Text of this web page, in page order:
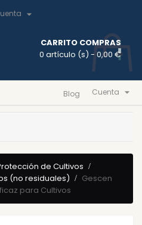

CARRITO COMPRAS
0 artículo (s) - 0,00 €
Cuenta 
Blog
de Cultivos
(no residuales)
Gescen
para Cultivos